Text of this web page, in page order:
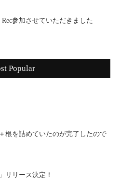
参加させていただきました
Popular
根を詰めていたのが完了したので
リリース決定！